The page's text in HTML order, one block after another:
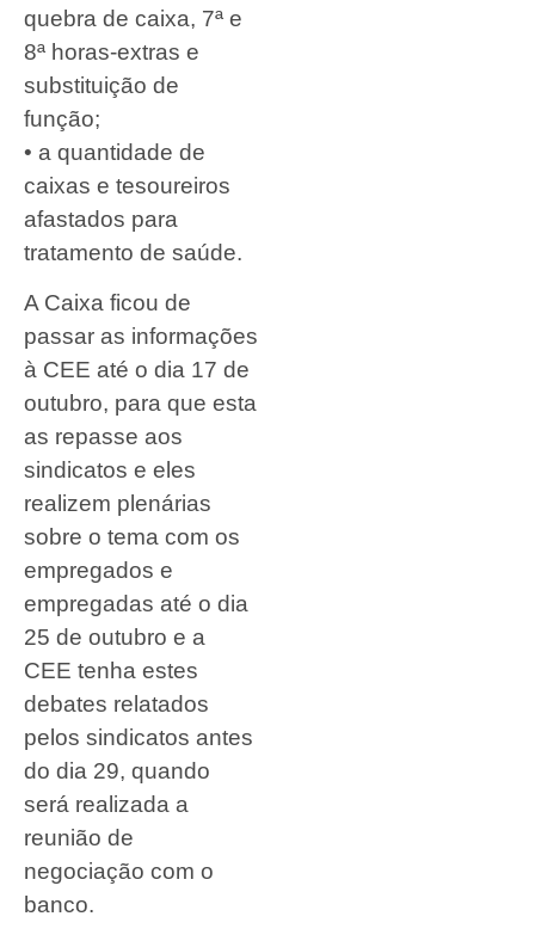
quebra de caixa, 7ª e
8ª horas-extras e
substituição de
função;
• a quantidade de
caixas e tesoureiros
afastados para
tratamento de saúde.
A Caixa ficou de
passar as informações
à CEE até o dia 17 de
outubro, para que esta
as repasse aos
sindicatos e eles
realizem plenárias
sobre o tema com os
empregados e
empregadas até o dia
25 de outubro e a
CEE tenha estes
debates relatados
pelos sindicatos antes
do dia 29, quando
será realizada a
reunião de
negociação com o
banco.